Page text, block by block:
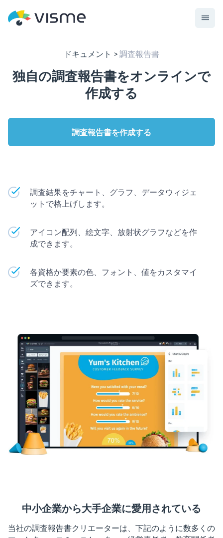
ドキュメント 調査報告書
独自の調査報告書をオンラインで
作成する
調査報告書を作成する
調査結果をチャート、グラフ、データウィジェ
ットで格上げします。
アイコン配列、絵文字、放射状グラフなどを作
成できます。
各資格か要素の色、フォント、値をカスタマイ
ズできます。
中小企業から大手企業に愛用されている
当社の調査報告書クリエーターは、下記のように数多くの